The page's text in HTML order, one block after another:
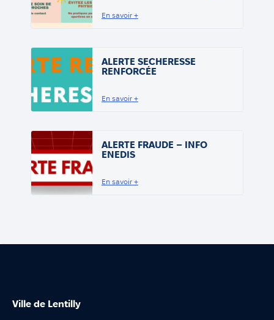
En savoir +
ALERTE SECHERESSE
RENFORCÉE
En savoir +
ALERTE FRAUDE – INFO
ENEDIS
En savoir +
Ville de Lentilly